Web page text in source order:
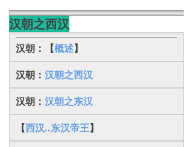
汉朝之西汉
汉朝：【概述】
汉朝： 汉朝之西汉
汉朝： 汉朝之东汉
【西汉..东汉帝王】